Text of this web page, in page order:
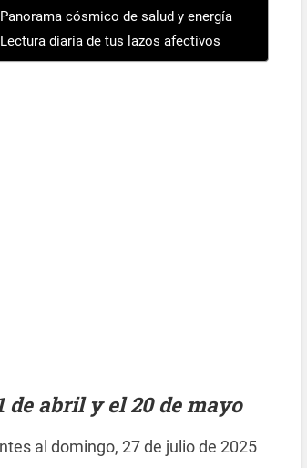
Panorama cósmico de salud y energía
Lectura diaria de tus lazos afectivos
de abril y el 20 de mayo
al domingo, 27 de julio de 2025